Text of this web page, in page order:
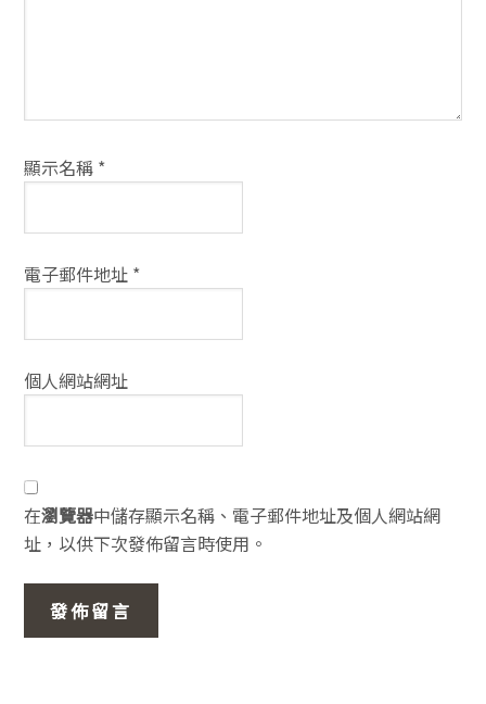
顯示名稱 *
電子郵件地址 *
個人網站網址
在瀏覽器中儲存顯示名稱、電子郵件地址及個人網站網
址，以供下次發佈留言時使用。